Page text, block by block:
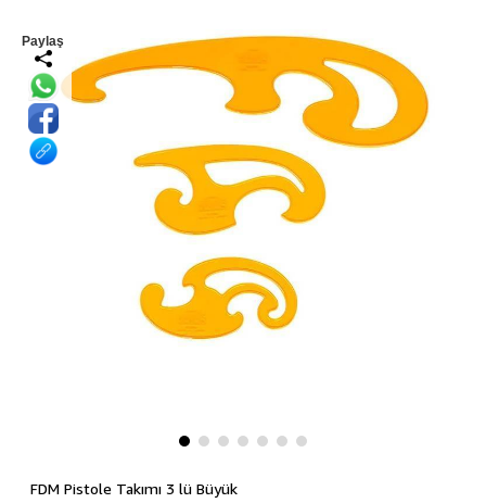
Paylaş
FDM Pistole Takımı 3 lü Büyük